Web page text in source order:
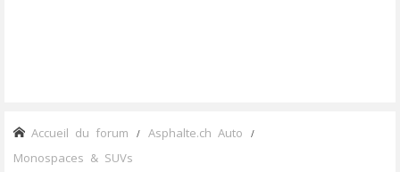
Accueil du forum Asphalte.ch Auto
Monospaces & SUVs